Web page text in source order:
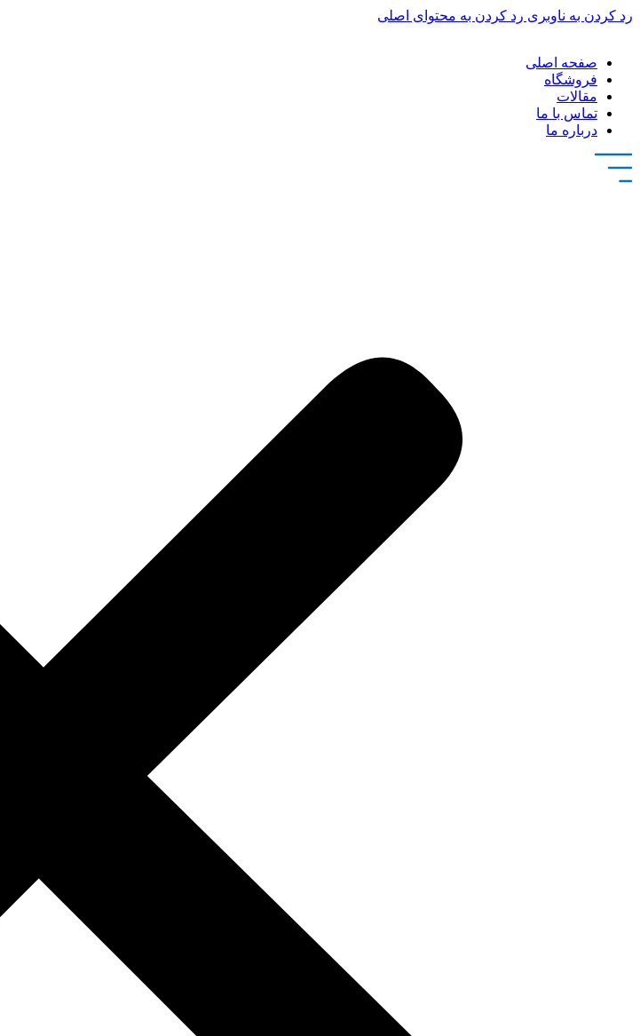
رد کردن به ناوبری رد کردن به محتوای اصلی
صفحه اصلی
فروشگاه
مقالات
تماس با ما
درباره ما